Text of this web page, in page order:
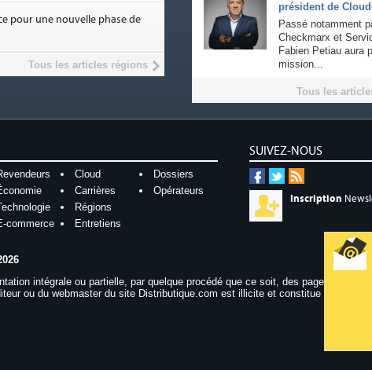
président de
Passé notamment
Checkmarx et
Fabien Petiau aura
mission...
Tous les
pour une nouvelle phase de
Tous les articles régions
SUIVEZ-NOUS
Inscription
Cloud
Dossiers
Carrières
Opérateurs
Régions
commerce Entretiens
intégrale ou partielle, par quelque procédé que ce soit, des pages
ou du webmaster du site Distributique.com est illicite et constitue une